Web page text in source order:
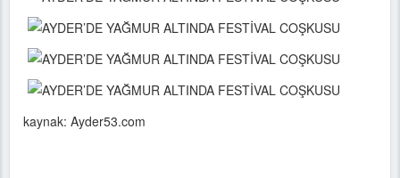
kaynak: Ayder53.com